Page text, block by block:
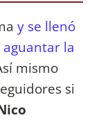
y se llenó
la
mismo
si